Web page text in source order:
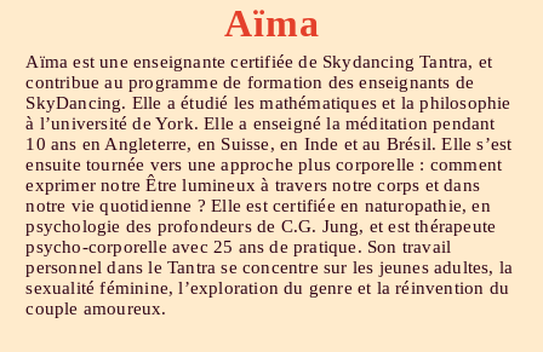
Aïma
Aïma est une enseignante certifiée de Skydancing Tantra, et
contribue au programme de formation des enseignants de
SkyDancing. Elle a étudié les mathématiques et la philosophie
à l’université de York. Elle a enseigné la méditation pendant
10 ans en Angleterre, en Suisse, en Inde et au Brésil. Elle s’est
ensuite tournée vers une approche plus corporelle : comment
exprimer notre Être lumineux à travers notre corps et dans
notre vie quotidienne ? Elle est certifiée en naturopathie, en
psychologie des profondeurs de C.G. Jung, et est thérapeute
psycho-corporelle avec 25 ans de pratique. Son travail
personnel dans le Tantra se concentre sur les jeunes adultes, la
sexualité féminine, l’exploration du genre et la réinvention du
couple amoureux.